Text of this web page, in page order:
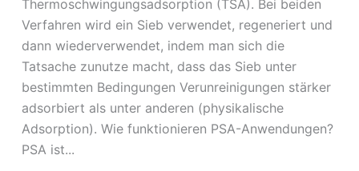
Thermoschwingungsadsorption (TSA). Bei beiden
Verfahren wird ein Sieb verwendet, regeneriert und
dann wiederverwendet, indem man sich die
Tatsache zunutze macht, dass das Sieb unter
bestimmten Bedingungen Verunreinigungen stärker
adsorbiert als unter anderen (physikalische
Adsorption). Wie funktionieren PSA-Anwendungen?
PSA ist...